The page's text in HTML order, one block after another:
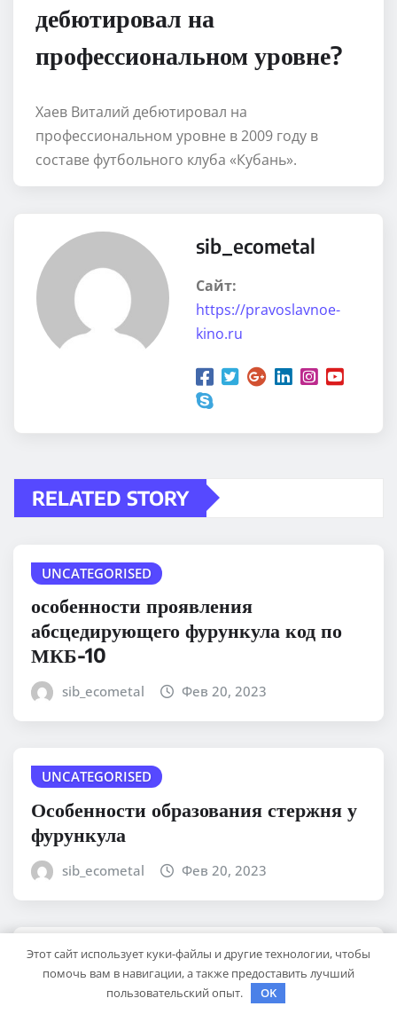
дебютировал на
профессиональном уровне?
Хаев Виталий дебютировал на
профессиональном уровне в 2009 году в
составе футбольного клуба «Кубань».
sib_ecometal
Сайт:
https://pravoslavnoe-
kino.ru
RELATED STORY
UNCATEGORISED
особенности проявления
абсцедирующего фурункула код по
МКБ-10
sib_ecometal Фев 20, 2023
UNCATEGORISED
Особенности образования стержня у
фурункула
sib_ecometal Фев 20, 2023
UNCATEGORISED
Евгений Киселев — портрет
Этот сайт использует куки-файлы и другие технологии, чтобы
помочь вам в навигации, а также предоставить лучший
пользовательский опыт.
OK